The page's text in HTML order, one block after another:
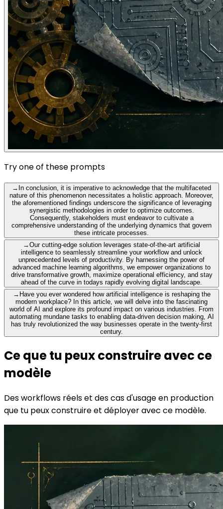
Try one of these prompts
→ In conclusion, it is imperative to acknowledge that the multifaceted
nature of this phenomenon necessitates a holistic approach. Moreover,
the aforementioned findings underscore the significance of leveraging
synergistic methodologies in order to optimize outcomes.
Consequently, stakeholders must endeavor to cultivate a
comprehensive understanding of the underlying dynamics that govern
these intricate processes.
→Our cutting-edge solution leverages state-of-the-art artificial
intelligence to seamlessly streamline your workflow and unlock
unprecedented levels of productivity. By harnessing the power of
advanced machine learning algorithms, we empower organizations to
drive transformative growth, maximize operational efficiency, and stay
ahead of the curve in todays rapidly evolving digital landscape.
→ Have you ever wondered how artificial intelligence is reshaping the
modern workplace? In this article, we will delve into the fascinating
world of AI and explore its profound impact on various industries. From
automating mundane tasks to enabling data-driven decision making, AI
has truly revolutionized the way businesses operate in the twenty-first
century.
Ce que tu peux construire avec ce
modèle
Des workflows réels et des cas d'usage en production
que tu peux construire et déployer avec ce modèle.